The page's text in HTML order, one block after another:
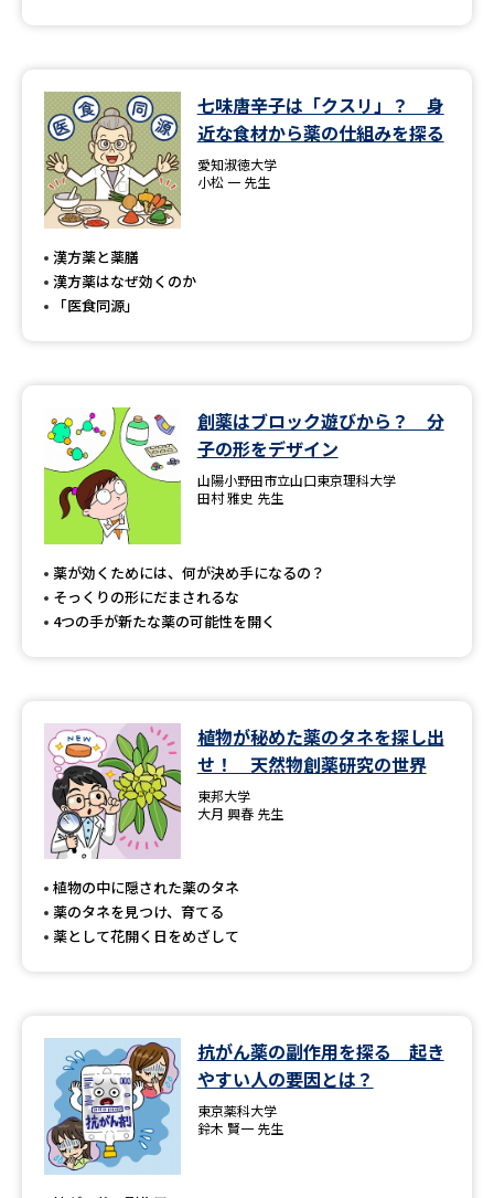
七味唐辛子は「クスリ」？ 身
近な食材から薬の仕組みを探る
愛知淑徳大学
小松 一 先生
漢方薬と薬膳
漢方薬はなぜ効くのか
「医食同源」
創薬はブロック遊びから？ 分
子の形をデザイン
山陽小野田市立山口東京理科大学
田村 雅史 先生
薬が効くためには、何が決め手になるの？
そっくりの形にだまされるな
4つの手が新たな薬の可能性を開く
植物が秘めた薬のタネを探し出
せ！ 天然物創薬研究の世界
東邦大学
大月 興春 先生
植物の中に隠された薬のタネ
薬のタネを見つけ、育てる
薬として花開く日をめざして
抗がん薬の副作用を探る 起き
やすい人の要因とは？
東京薬科大学
鈴木 賢一 先生